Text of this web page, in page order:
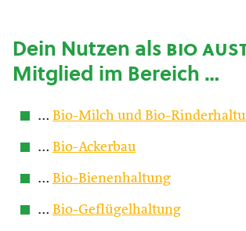
Dein Nutzen alsbio
Mitglied im Bereich …
… Bio-Milch und Bio-
… Bio-Ackerbau
… Bio-Bienenhaltung
… Bio-Geflügelhaltung